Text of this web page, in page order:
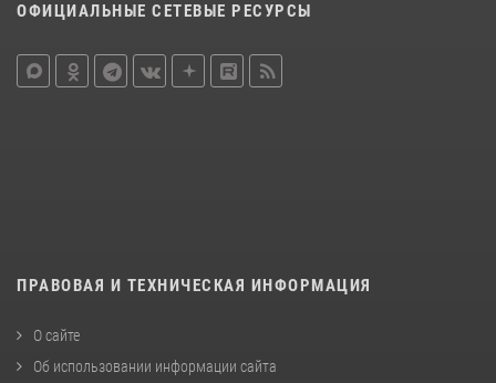
ОФИЦИАЛЬНЫЕ СЕТЕВЫЕ РЕСУРСЫ
ПРАВОВАЯ И ТЕХНИЧЕСКАЯ ИНФОРМАЦИЯ
О сайте
Об использовании информации сайта